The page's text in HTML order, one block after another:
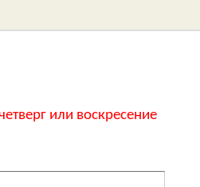
или воскресение